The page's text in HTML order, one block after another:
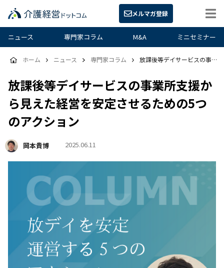
メルマガ登録
ニュース 専門家コラム M&A ミニセミナー
放課後等デイサービスの事業所支援か
ら見えた経営を安定させるための5つ
のアクション
岡本貴博 2025.06.11
ホーム ニュース 専門家コラム 放課後等デイサービスの事業所支援から見えた経営を安定させるための5つのアクション